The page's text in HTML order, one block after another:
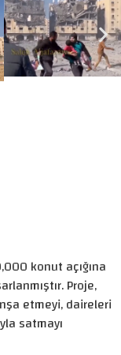
konut açığına
Proje,
etmeyi, daireleri
satmayı